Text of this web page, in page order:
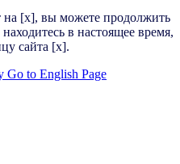
на [x], вы можете продолжить
в настоящее время,
сайта [x].
Go to English Page